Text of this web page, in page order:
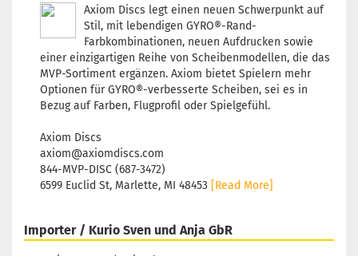
Gewicht:
Farbton:
Orange
Lagerbestand:
Rötlich
Axiom Discs legt einen neuen Schwerpunkt auf
Stil, mit lebendigen GYRO®-Rand-
Farbkombinationen, neuen Aufdrucken sowie
einer einzigartigen Reihe von Scheibenmodellen, die das
MVP-Sortiment ergänzen. Axiom bietet Spielern mehr
Optionen für GYRO®-verbesserte Scheiben, sei es in
Bezug auf Farben, Flugprofil oder Spielgefühl.
Axiom Discs
axiom@axiomdiscs.com
844-MVP-DISC (687-3472)
6599 Euclid St, Marlette, MI 48453 [Read More]
Importer / Kurio Sven und Anja GbR